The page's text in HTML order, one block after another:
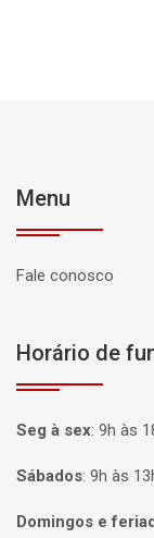
Menu
Fale conosco
Horário de
Seg à sex: 9h às
Sábados: 9h às
Domingos e